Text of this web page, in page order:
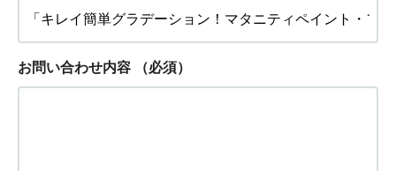
お問い合わせ内容 （必須）